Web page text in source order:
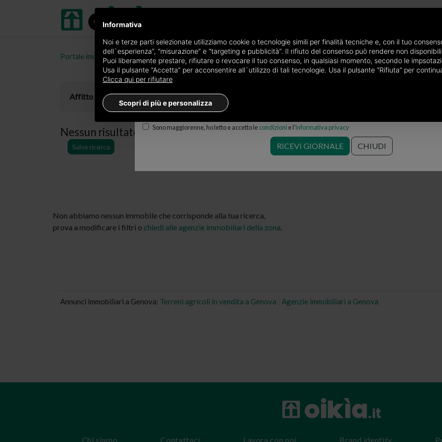
Portale immobiliare oikia.it Terreni agricoli in affitto in provincia di Genova Terreni agricoli in affitto a Genova Lagaccio
Affitto
Nessun risultato perterreni agricoli in affitto a Genova Lagaccio
Salva ricerca
Non abbiamo nessun immobile che corrisponde alla tua ricerca,
prova a modificare i filtri o chiedi alle agenzie immobiliari della zona.
Annunci immobiliari a Genova: Terreni agricoli in vendita a Genova Agenzie immobiliari a Genova
Edizione
×Genova
Sono maggiorenne, ho letto e accetto lecondizionie l'informativa privacy
RICEVI GIORNALE CHIUDI
Chi siamo Contattaci Lavora con noi Brand identity
Informativa
Noi e terze parti selezionate utilizziamo cookie o tecnologie simili per finalità tecniche e, con il tuo
dell`esperienza”, “misurazione” e “targeting e pubblicità”. Il rifiuto del consenso può rendere non
Puoi liberamente prestare, rifiutare o revocare il tuo consenso, in qualsiasi momento, secondo le
Usa il pulsante “Accetta” per acconsentire all`utilizzo di tali tecnologie. Usa il pulsante “Rifiuta” per
Clicca qui per rifiutare
Scopri di più e personalizza